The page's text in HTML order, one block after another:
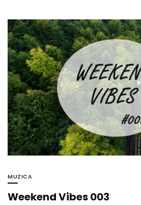
MUZICA
Weekend Vibes 003